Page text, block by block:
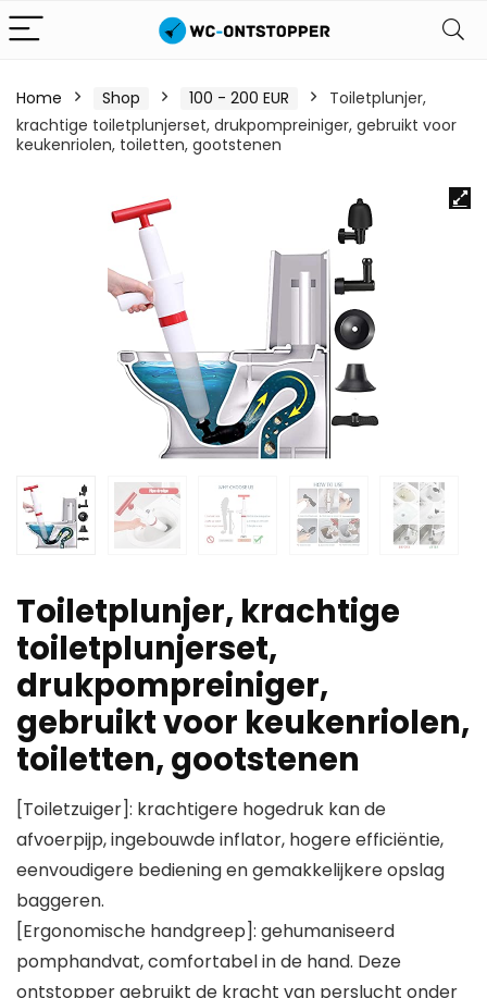
Home Shop 100 - 200 EUR
Toiletplunjer,
krachtige toiletplunjerset, drukpompreiniger, gebruikt voor
keukenriolen, toiletten, gootstenen
Toiletplunjer, krachtige
toiletplunjerset,
drukpompreiniger,
gebruikt voor keukenriolen,
toiletten, gootstenen
[Toiletzuiger]: krachtigere hogedruk kan de
afvoerpijp, ingebouwde inflator, hogere efficiëntie,
eenvoudigere bediening en gemakkelijkere opslag
baggeren.
[Ergonomische handgreep]: gehumaniseerd
pomphandvat, comfortabel in de hand. Deze
ontstopper gebruikt de kracht van perslucht onder